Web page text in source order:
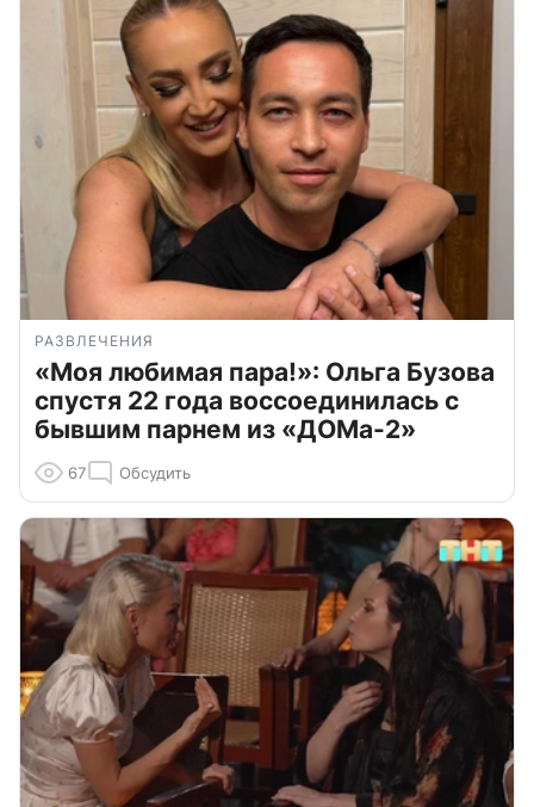
РАЗВЛЕЧЕНИЯ
«Моя любимая пара!»: Ольга Бузова
спустя 22 года воссоединилась с
бывшим парнем из «ДОМа-2»
67 Обсудить